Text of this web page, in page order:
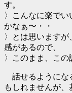
す。
〉こんなに楽で
かなぁ〜・・
〉とは思います
感があるので、
〉このまま、この
話せるようにな
もしれませんが